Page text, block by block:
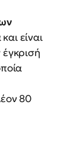
είναι
80